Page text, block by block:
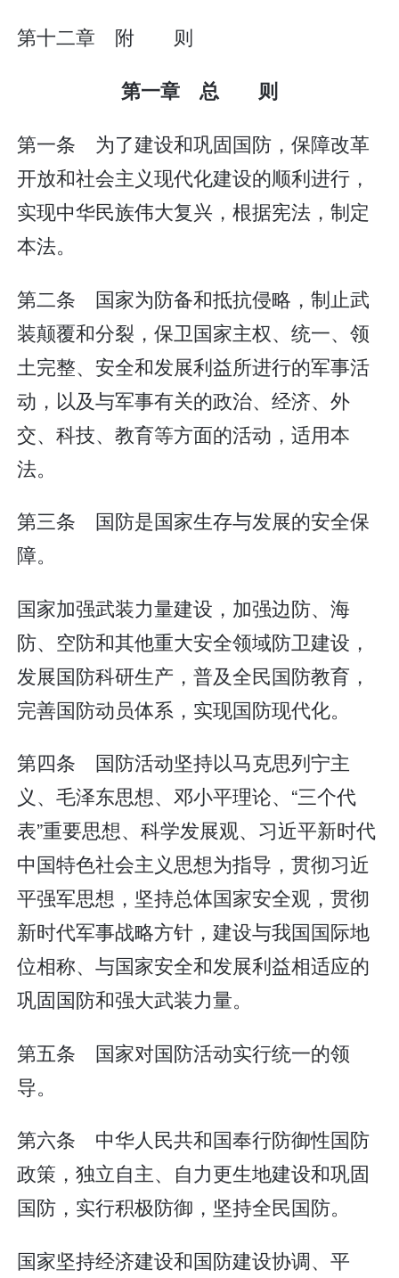
第十二章 附 则
第一章 总 则
第一条 为了建设和巩固国防，保障改革
开放和社会主义现代化建设的顺利进行，
实现中华民族伟大复兴，根据宪法，制定
本法。
第二条 国家为防备和抵抗侵略，制止武
装颠覆和分裂，保卫国家主权、统一、领
土完整、安全和发展利益所进行的军事活
动，以及与军事有关的政治、经济、外
交、科技、教育等方面的活动，适用本
法。
第三条 国防是国家生存与发展的安全保
障。
国家加强武装力量建设，加强边防、海
防、空防和其他重大安全领域防卫建设，
发展国防科研生产，普及全民国防教育，
完善国防动员体系，实现国防现代化。
第四条 国防活动坚持以马克思列宁主
义、毛泽东思想、邓小平理论、“三个代
表”重要思想、科学发展观、习近平新时代
中国特色社会主义思想为指导，贯彻习近
平强军思想，坚持总体国家安全观，贯彻
新时代军事战略方针，建设与我国国际地
位相称、与国家安全和发展利益相适应的
巩固国防和强大武装力量。
第五条 国家对国防活动实行统一的领
导。
第六条 中华人民共和国奉行防御性国防
政策，独立自主、自力更生地建设和巩固
国防，实行积极防御，坚持全民国防。
国家坚持经济建设和国防建设协调、平